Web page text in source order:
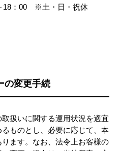
18：00 ※土・日・祝休
の変更手続
扱いに関する運用状況を適宜
ものとし、必要に応じて、本
ます。なお、法令上お客様の